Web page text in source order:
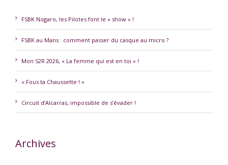
FSBK Nogaro, les Pilotes font le « show » !
FSBK au Mans : comment passer du casque au micro ?
Mon S2R 2026, « La femme qui est en toi » !
« Fous ta Chaussette ! »
Circuit d’Alcarras, impossible de s’évader !
Archives